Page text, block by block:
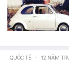
QUỐC TẾ - 12 NĂM